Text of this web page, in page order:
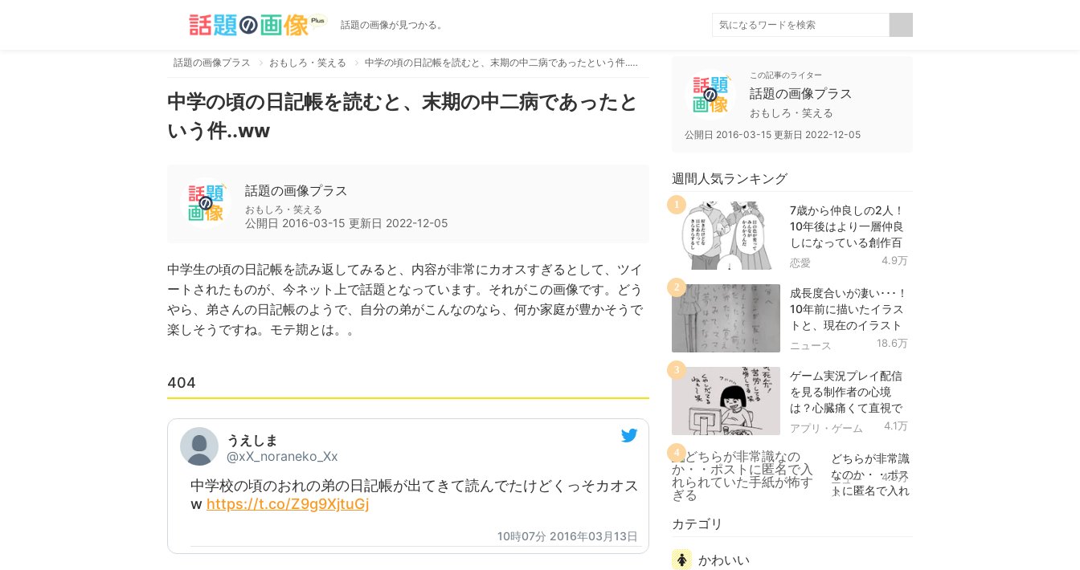
話題の画像が見つかる。
話題の画像プラス おもしろ・笑える 中学の頃の日記帳を読むと、末期の中二病であったという件..ww
中学の頃の日記帳を読むと、末期の中二病であったと
いう件..ww
話題の画像プラス
おもしろ・笑える
公開日 2016-03-15 更新日 2022-12-05
中学生の頃の日記帳を読み返してみると、内容が非常にカオスすぎるとして、ツイ
ートされたものが、今ネット上で話題となっています。それがこの画像です。どう
やら、弟さんの日記帳のようで、自分の弟がこんなのなら、何か家庭が豊かそうで
楽しそうですね。モテ期とは。。
404
うえしま
@xX_noraneko_Xx
中学校の頃のおれの弟の日記帳が出てきて読んでたけどくっそカオス
w https://t.co/Z9g9XjtuGj
10時07分 2016年03月13日
この記事のライター
話題の画像プラス
おもしろ・笑える
公開日 2016-03-15 更新日 2022-12-05
週間人気ランキング
7歳から仲良しの2人！
10年後はより一層仲良
しになっている創作百
合！
恋愛 4.9万
1
成長度合いが凄い･･･！
10年前に描いたイラス
トと、現在のイラスト
を投稿したツイートが
ニュース 18.6万
2
ゲーム実況プレイ配信
を見る制作者の心境
は？心臓痛くて直視で
きなかった！
アプリ・ゲーム 4.1万
3
どちらが非常識
なのか・・ポス
トに匿名で入れ
ニュー
ス
4.9万
4
カテゴリ
かわいい